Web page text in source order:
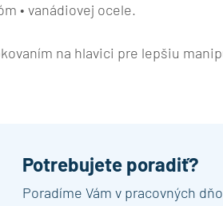
• vanádiovej ocele.
na hlavici pre lepšiu
Potrebujete poradiť?
Poradíme Vám v pracovných